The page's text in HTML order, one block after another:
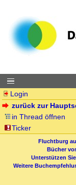
Login
zurück zur
in Thread öffnen
Ticker
Fluchtburg
Bücher
Unterstützen
Weitere